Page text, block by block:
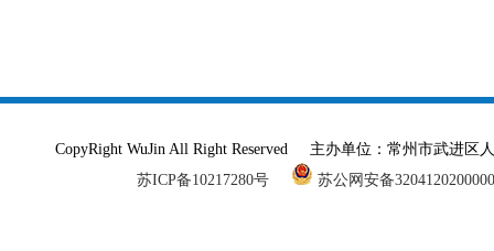
CopyRight WuJin All Right Reserved 主办单位：常州市武进
苏ICP备10217280号
苏公网安备